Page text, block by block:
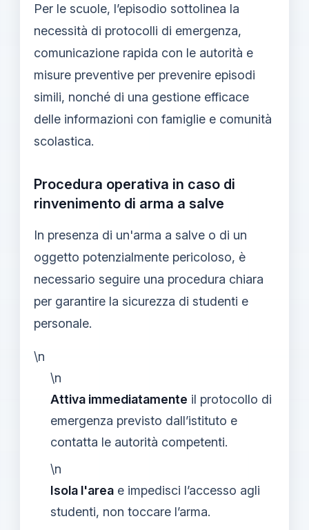
Per le scuole, l’episodio sottolinea la
necessità di protocolli di emergenza,
comunicazione rapida con le autorità e
misure preventive per prevenire episodi
simili, nonché di una gestione efficace
delle informazioni con famiglie e comunità
scolastica.
Procedura operativa in caso di
rinvenimento di arma a salve
In presenza di un'arma a salve o di un
oggetto potenzialmente pericoloso, è
necessario seguire una procedura chiara
per garantire la sicurezza di studenti e
personale.
\n
\n
Attiva immediatamente il protocollo di
emergenza previsto dall’istituto e
contatta le autorità competenti.
\n
Isola l'area e impedisci l’accesso agli
studenti, non toccare l’arma.